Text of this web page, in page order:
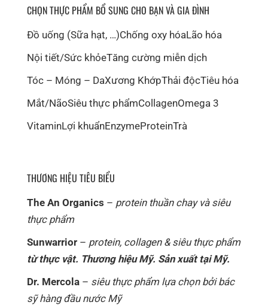
CHỌN THỰC PHẨM BỔ SUNG CHO BẠN VÀ GIA ĐÌNH
Đồ uống (Sữa hạt, …)Chống oxy hóaLão hóa
Nội tiết/Sức khỏeTăng cường miễn dịch
Tóc – Móng – DaXương KhớpThải độcTiêu hóa
Mắt/NãoSiêu thực phẩmCollagenOmega 3
VitaminLợi khuẩnEnzymeProteinTrà
THƯƠNG HIỆU TIÊU BIỂU
The An Organics – protein thuần chay và siêu
thực phẩm
Sunwarrior – protein, collagen & siêu thực phẩm
từ thực vật. Thương hiệu Mỹ. Sản xuất tại Mỹ.
Dr. Mercola – siêu thực phẩm lựa chọn bởi bác
sỹ hàng đầu nước Mỹ